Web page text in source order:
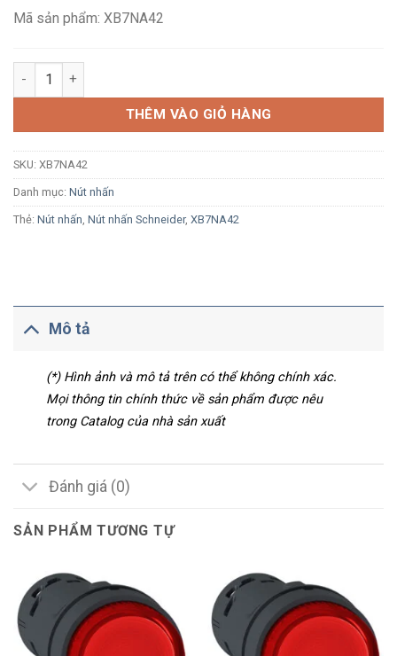
Mã sản phẩm: XB7NA42
Nút nhấn nhả Schneider XB7NA42 Ø22 1NC màu đỏ số lượng
THÊM VÀO GIỎ HÀNG
SKU: XB7NA42
Danh mục: Nút nhấn
Thẻ: Nút nhấn Nút nhấn Schneider, XB7NA42
Mô tả
(*) Hình ảnh và mô tả trên có thể không chính xác.
Mọi thông tin chính thức về sản phẩm được nêu
trong Catalog của nhà sản xuất
Đánh giá (0)
SẢN PHẨM TƯƠNG TỰ